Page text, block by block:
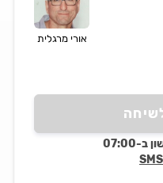
אורי מרגלית
07:00